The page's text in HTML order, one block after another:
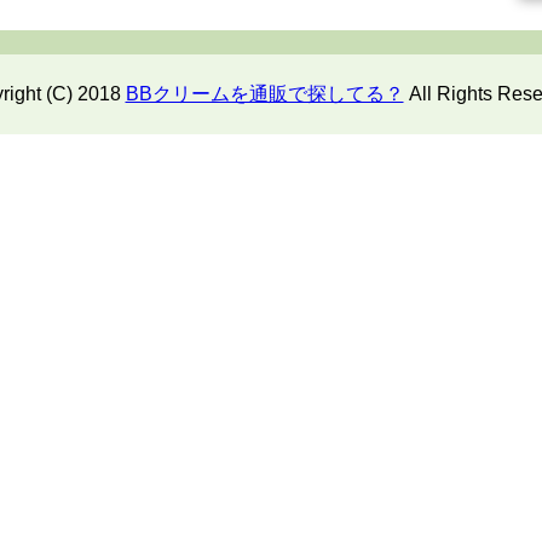
(C) 2018 BBクリームを通販で探してる？ All Rights